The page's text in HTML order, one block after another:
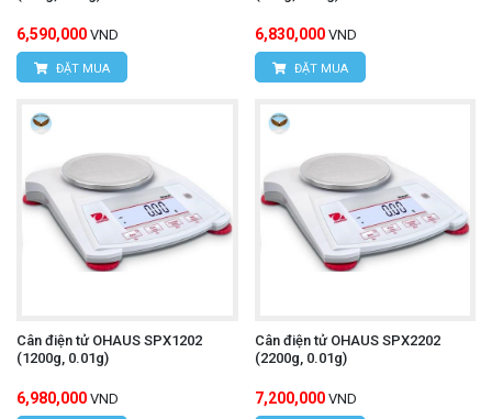
6,590,000 VND
ĐẶT MUA
6,830,000 VND
ĐẶT MUA
Cân điện tử OHAUS SPX1202
(1200g, 0.01g)
6,980,000 VND
Cân điện tử OHAUS SPX2202
(2200g, 0.01g)
7,200,000 VND